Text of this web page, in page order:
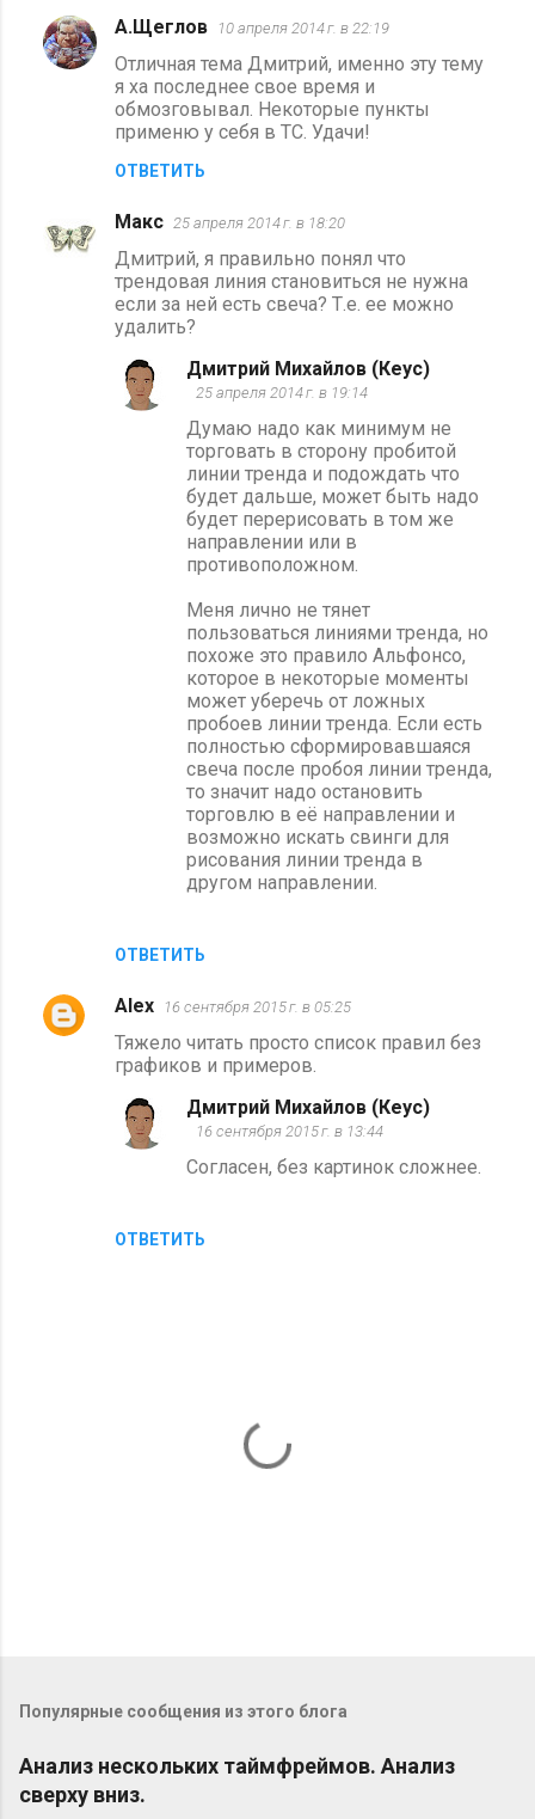
и
А.Щеглов 10 апреля 2014 г. в 22:19
Отличная тема Дмитрий, именно эту тему
я ха последнее свое время и
обмозговывал. Некоторые пункты
применю у себя в ТС. Удачи!
ОТВЕТИТЬ
Макс 25 апреля 2014 г. в 18:20
Дмитрий, я правильно понял что
трендовая линия становиться не нужна
если за ней есть свеча? Т.е. ее можно
удалить?
ОТВЕТИТЬ
Дмитрий Михайлов (Кеус)
25 апреля 2014 г. в 19:14
Думаю надо как минимум не
торговать в сторону пробитой
линии тренда и подождать что
будет дальше, может быть надо
будет перерисовать в том же
направлении или в
противоположном.
Меня лично не тянет
пользоваться линиями тренда, но
похоже это правило Альфонсо,
которое в некоторые моменты
может уберечь от ложных
пробоев линии тренда. Если есть
полностью сформировавшаяся
свеча после пробоя линии тренда,
то значит надо остановить
торговлю в её направлении и
возможно искать свинги для
рисования линии тренда в
другом направлении.
Alex 16 сентября 2015 г. в 05:25
Тяжело читать просто список правил без
графиков и примеров.
ОТВЕТИТЬ
Дмитрий Михайлов (Кеус)
16 сентября 2015 г. в 13:44
Согласен, без картинок сложнее.
р
в
и
т
Популярные сообщения из этого блога
Анализ нескольких таймфреймов. Анализ
сверху вниз.